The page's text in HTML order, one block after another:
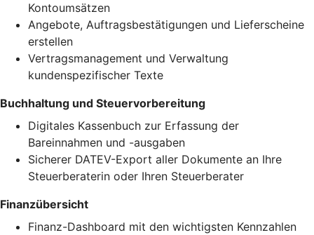
Kontoumsätzen
Angebote, Auftragsbestätigungen und Lieferscheine
erstellen
Vertragsmanagement und Verwaltung
kundenspezifischer Texte
Buchhaltung und Steuervorbereitung
Digitales Kassenbuch zur Erfassung der
Bareinnahmen und -ausgaben
Sicherer DATEV-Export aller Dokumente an Ihre
Steuerberaterin oder Ihren Steuerberater
Finanzübersicht
Finanz-Dashboard mit den wichtigsten Kennzahlen